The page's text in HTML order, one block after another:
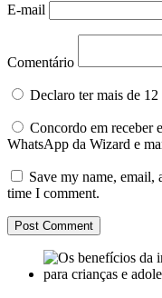
E-mail
Comentário
Declaro ter mais de 12
Concordo em receber
WhatsApp da Wizard e
Save my name,
time I comment.